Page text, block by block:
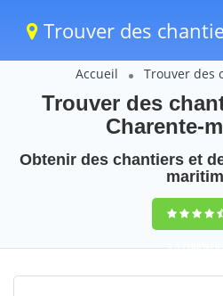
Trouver des
Accueil Trouver des
Trouver des
Charente-
Obtenir des chantiers et
9,5(100%)
votes